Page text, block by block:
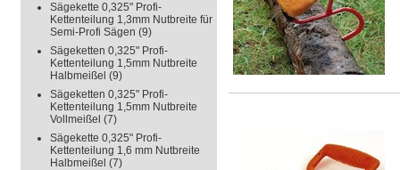
Sägekette 0,325" Profi-
Kettenteilung 1,3mm Nutbreite für
Semi-Profi Sägen (9)
Sägeketten 0,325" Profi-
Kettenteilung 1,5mm Nutbreite
Halbmeißel (9)
Sägeketten 0,325" Profi-
Kettenteilung 1,5mm Nutbreite
Vollmeißel (7)
Sägekette 0,325" Profi-
Kettenteilung 1,6 mm Nutbreite
Halbmeißel (7)